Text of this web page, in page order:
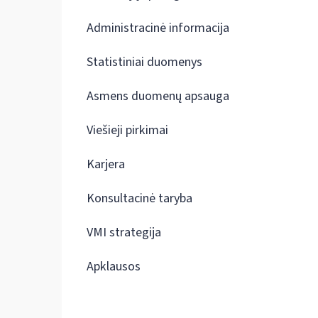
Administracinė informacija
Statistiniai duomenys
Asmens duomenų apsauga
Viešieji pirkimai
Karjera
Konsultacinė taryba
VMI strategija
Apklausos